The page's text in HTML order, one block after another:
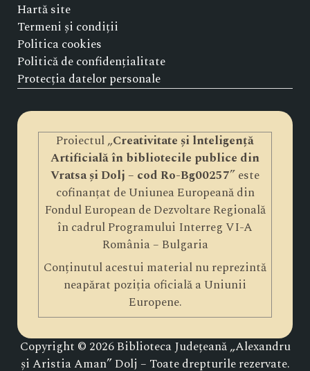
Hartă site
Termeni și condiții
Politica cookies
Politică de confidențialitate
Protecția datelor personale
Proiectul „Creativitate și lnteligență
Artificială în bibliotecile publice din
Vratsa și Dolj – cod Ro-Bg00257” este
cofinanțat de Uniunea Europeană din
Fondul European de Dezvoltare Regională
în cadrul Programului Interreg VI-A
România – Bulgaria
Conținutul acestui material nu reprezintă
neapărat poziția oficială a Uniunii
Europene.
Copyright © 2026 Biblioteca Județeană „Alexandru
și Aristia Aman” Dolj – Toate drepturile rezervate.